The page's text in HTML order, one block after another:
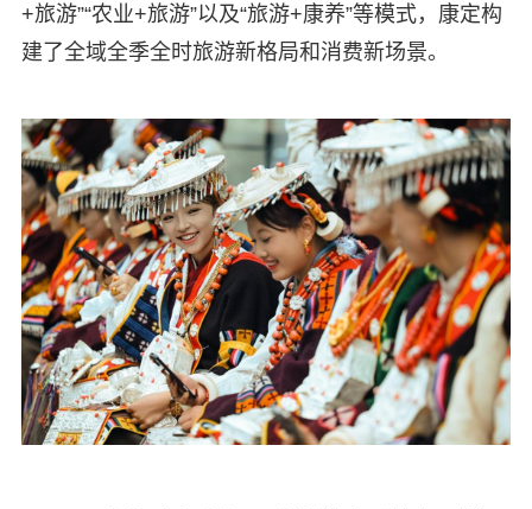
+旅游”“农业+旅游”以及“旅游+康养”等模式，康定构
建了全域全季全时旅游新格局和消费新场景。